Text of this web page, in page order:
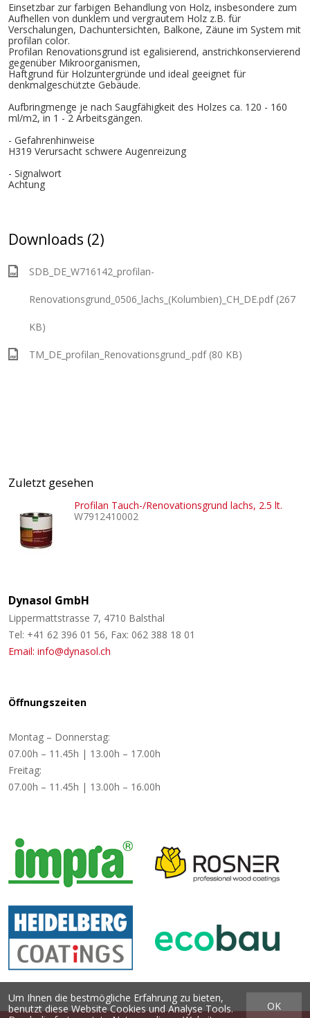
Einsetzbar zur farbigen Behandlung von Holz, insbesondere zum
Aufhellen von dunklem und vergrautem Holz z.B. für
Verschalungen, Dachuntersichten, Balkone, Zäune im System mit
profilan color.
Profilan Renovationsgrund ist egalisierend, anstrichkonservierend
gegenüber Mikroorganismen,
Haftgrund für Holzuntergründe und ideal geeignet für
denkmalgeschützte Gebäude.
Aufbringmenge je nach Saugfähigkeit des Holzes ca. 120 - 160
ml/m2, in 1 - 2 Arbeitsgängen.
- Gefahrenhinweise
H319 Verursacht schwere Augenreizung
- Signalwort
Achtung
Downloads (2)
SDB_DE_W716142_profilan-
Renovationsgrund_0506_lachs_(Kolumbien)_CH_DE.pdf (267
KB)
TM_DE_profilan_Renovationsgrund_.pdf (80 KB)
Zuletzt gesehen
Profilan Tauch-/Renovationsgrund lachs, 2.5 lt.
W7912410002
Dynasol GmbH
Lippermattstrasse 7, 4710 Balsthal
Tel: +41 62 396 01 56, Fax: 062 388 18 01
Email: info@dynasol.ch
Öffnungszeiten
Montag – Donnerstag:
07.00h – 11.45h | 13.00h – 17.00h
Freitag:
07.00h – 11.45h | 13.00h – 16.00h
OK
Um Ihnen die bestmögliche Erfahrung zu bieten,
benutzt diese Website Cookies und Analyse Tools.